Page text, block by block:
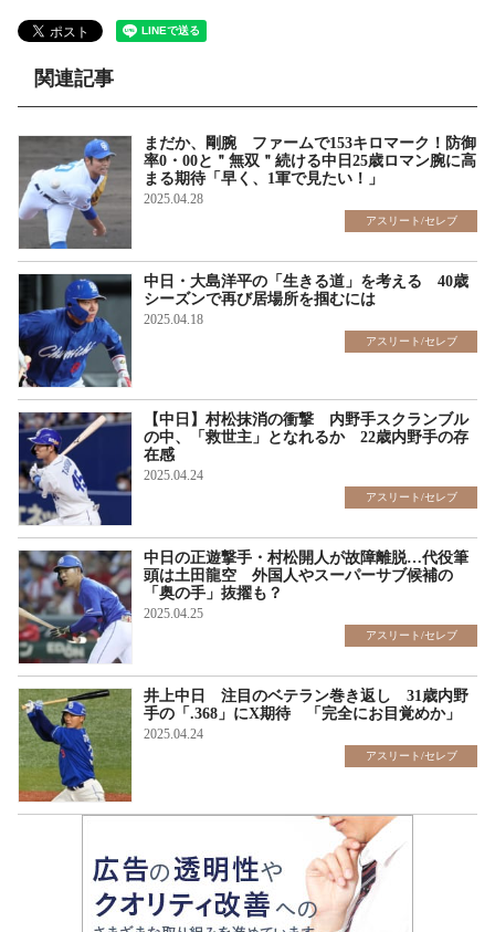
関連記事
まだか、剛腕 ファームで153キロマーク！防御
率0・00と＂無双＂続ける中日25歳ロマン腕に高
まる期待「早く、1軍で見たい！」
2025.04.28
アスリート/セレブ
中日・大島洋平の「生きる道」を考える 40歳
シーズンで再び居場所を掴むには
2025.04.18
アスリート/セレブ
【中日】村松抹消の衝撃 内野手スクランブル
の中、「救世主」となれるか 22歳内野手の存
在感
2025.04.24
アスリート/セレブ
中日の正遊撃手・村松開人が故障離脱…代役筆
頭は土田龍空 外国人やスーパーサブ候補の
「奥の手」抜擢も？
2025.04.25
アスリート/セレブ
井上中日 注目のベテラン巻き返し 31歳内野
手の「.368」にX期待 「完全にお目覚めか」
2025.04.24
アスリート/セレブ